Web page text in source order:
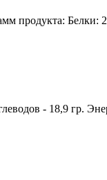
продукта:
- 18,9 гр.